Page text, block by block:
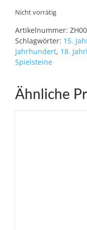
Nicht vorrätig
Artikelnummer:
Schlagwörter: 15.
Jahrhundert, 18.
Spielsteine
Ähnliche